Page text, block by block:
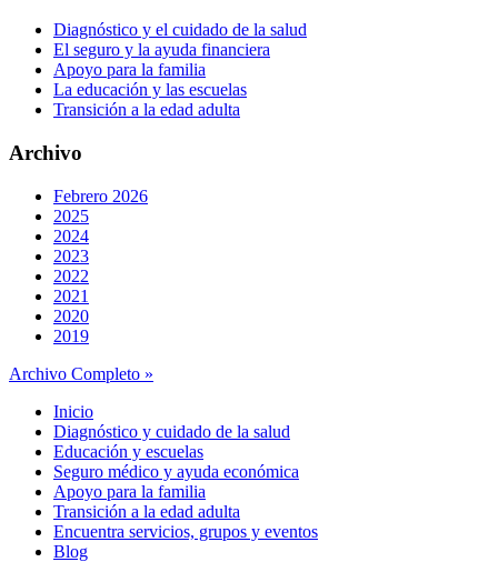
Diagnóstico y el cuidado de la salud
El seguro y la ayuda financiera
Apoyo para la familia
La educación y las escuelas
Transición a la edad adulta
Archivo
Febrero 2026
2025
2024
2023
2022
2021
2020
2019
Archivo Completo »
Inicio
Diagnóstico y cuidado de la salud
Educación y escuelas
Seguro médico y ayuda económica
Apoyo para la familia
Transición a la edad adulta
Encuentra servicios, grupos y eventos
Blog